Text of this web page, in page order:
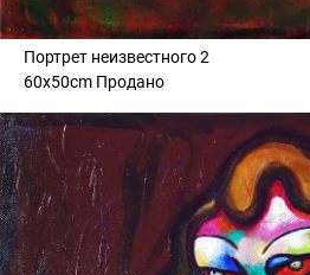
Портрет неизвестного 2
60x50cm Продано